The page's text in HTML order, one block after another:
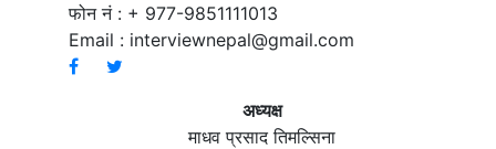
फोन नं : + 977-9851111013
Email : interviewnepal@gmail.com
अध्यक्ष
माधव प्रसाद तिमल्सिना